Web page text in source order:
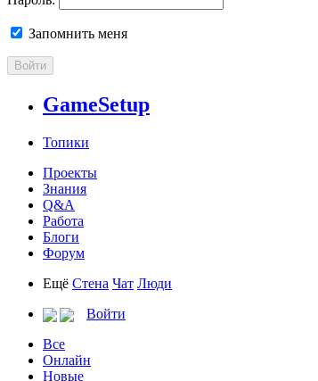
Запомнить меня
Войти
GameSetup
Топики
Проекты
Знания
Q&A
Работа
Блоги
Форум
Ещё Стена Чат Люди
Войти
Все
Онлайн
Новые